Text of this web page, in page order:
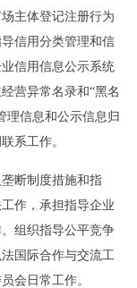
主体登记注册行为
信用分类管理和信
信用信息公示系统
营异常名录和“黑名
理信息和公示信息归
系工作。
垄断制度措施和指
作，承担指导企业
组织指导公平竞争
国际合作与交流工
会日常工作。